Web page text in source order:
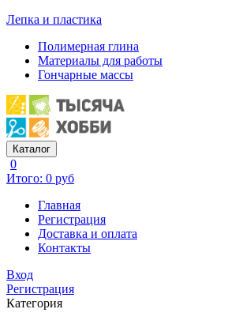
Лепка и пластика
Полимерная глина
Материалы для работы
Гончарные массы
Каталог
0
Итого: 0 руб
Главная
Регистрация
Доставка и оплата
Контакты
Вход
Регистрация
Категория